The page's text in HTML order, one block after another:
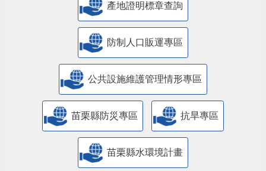
產地證明標章查詢
防制人口販運專區
​公共設施維護管理情形專區
苗栗縣防災專區 抗旱專區
苗栗縣水環境計畫